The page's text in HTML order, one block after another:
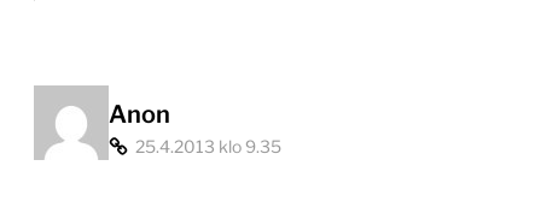
Anon
25.4.2013 klo 9.35